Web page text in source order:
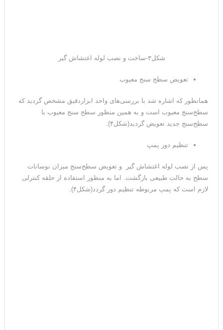
شکل۳-ساخت و نصب لوله اغتشاش گیر
تعویض سطح سنج معیوب
همانطور که اشاره شد با بررسی‌های واحد ابزاردقیق مشخص گردید که
سطح‌سنج معیوب است و به همین منظور سطح سنج معیوب با
سطح‌سنج جدید تعویض گردید(شکل۴).
تنظیم دور پمپ
پس از نصب لوله اغتشاش گیر و تعویض سطح‌سنج میزان نوسانات
سطح به حالت طبیعی بازگشت. اما به منظور استفاده از حلقه کنترلی
لازم است که پمپ مربوطه تنظیم دور گردد(شکل۴).